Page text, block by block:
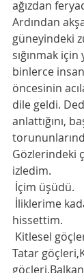
ağızdan
Ardından
güneyindeki
sığınmak
binlerce
öncesinin
dile geldi.
anlattığını,
Gözlerindeki
izledim.
İçim üşüdü.
hissettim.
Tatar